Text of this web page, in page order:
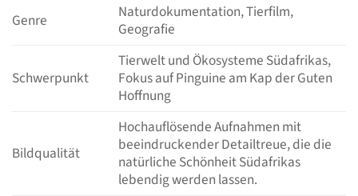
Genre
Naturdokumentation, Tierfilm,
Geografie
Schwerpunkt
Tierwelt und Ökosysteme Südafrikas,
Fokus auf Pinguine am Kap der Guten
Hoffnung
Bildqualität
Hochauflösende Aufnahmen mit
beeindruckender Detailtreue, die die
natürliche Schönheit Südafrikas
lebendig werden lassen.